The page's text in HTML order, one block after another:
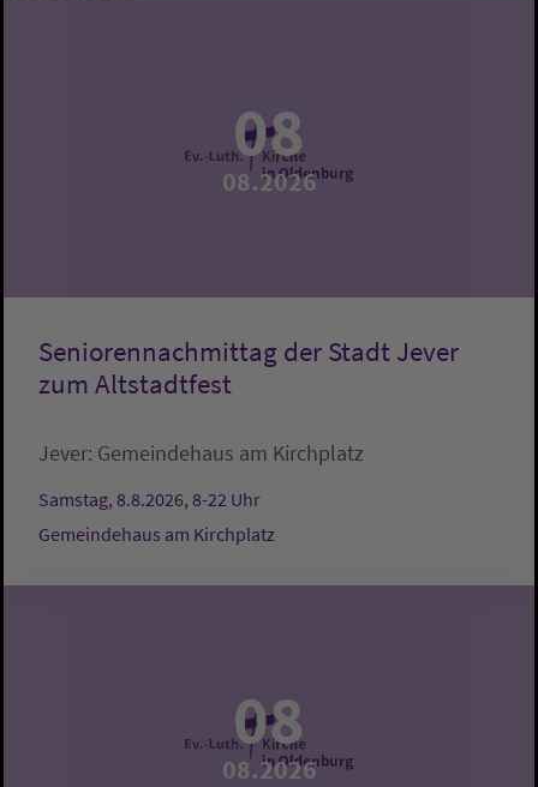
08
08.2026
Seniorennachmittag der Stadt Jever
zum Altstadtfest
Jever: Gemeindehaus am Kirchplatz
Samstag, 8.8.2026, 8-22 Uhr
Gemeindehaus am Kirchplatz
08
08.2026